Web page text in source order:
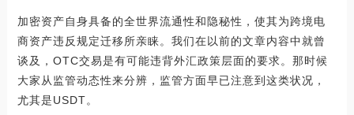
加密资产自身具备的全世界流通性和隐秘性，使其为跨境电
商资产违反规定迁移所亲睐。我们在以前的文章内容中就曾
谈及，OTC交易是有可能违背外汇政策层面的要求。那时候
大家从监管动态性来分辨，监管方面早已注意到这类状况，
尤其是USDT。